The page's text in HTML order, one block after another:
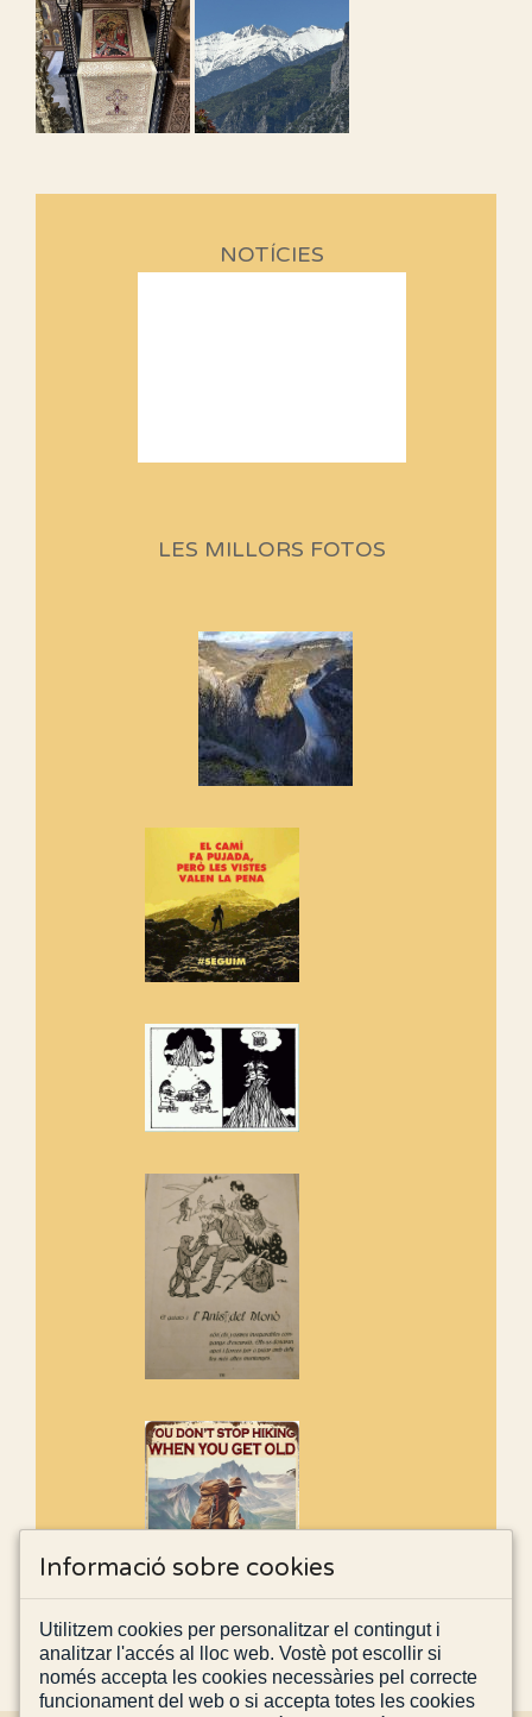
NOTÍCIES
programació d'aquest any
Si no podem caminar, alguna
cosa hem de fer...
Els Centpeus signen el
Manifest a favor dels Camins
adhereix-te al manifest!
Rebem un diploma dels
Amics de Sant Aniol d'Aguja
Els Centpeus estem implicats
de l'entorn de Sant Aniol
LES MILLORS FOTOS
Informació sobre cookies
Utilitzem cookies per personalitzar el contingut i
analitzar l'accés al lloc web. Vostè pot escollir si
només accepta les cookies necessàries pel correcte
funcionament del web o si accepta totes les cookies